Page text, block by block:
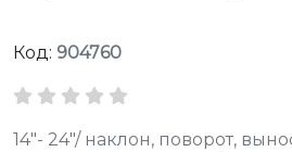
Код: 904760
14"- 24"/ наклон, поворот,